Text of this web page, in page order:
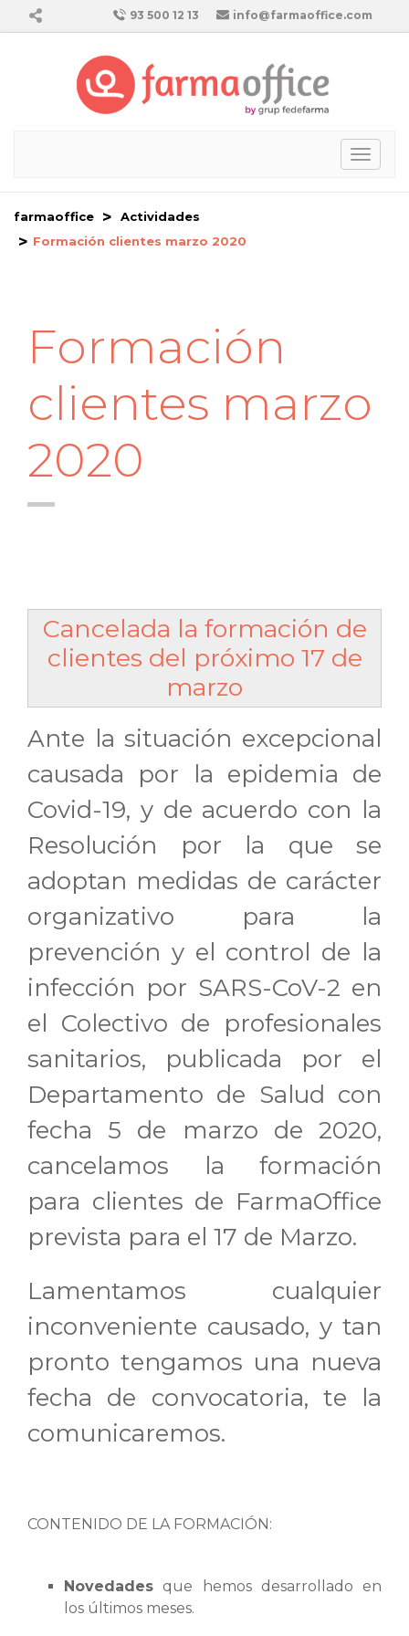
93 500 12 13 info@farmaoffice.com
farmaoffice
Actividades
Formación clientes marzo 2020
Formación
clientes marzo
2020
Cancelada la formación de
clientes del próximo 17 de
marzo
Ante la situación excepcional
causada por la epidemia de
Covid-19, y de acuerdo con la
Resolución por la que se
adoptan medidas de carácter
organizativo para la
prevención y el control de la
infección por SARS-CoV-2 en
el Colectivo de profesionales
sanitarios, publicada por el
Departamento de Salud con
fecha 5 de marzo de 2020,
cancelamos la formación
para clientes de FarmaOffice
prevista para el 17 de Marzo.
Lamentamos cualquier
inconveniente causado, y tan
pronto tengamos una nueva
fecha de convocatoria, te la
comunicaremos.
CONTENIDO DE LA FORMACIÓN:
Novedades que hemos desarrollado en
los últimos meses.